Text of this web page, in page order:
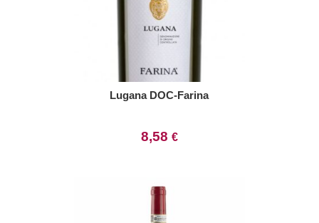
Lugana DOC-Farina
8,58 €